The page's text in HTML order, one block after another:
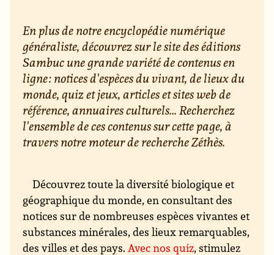
En plus de notre encyclopédie numérique
généraliste, découvrez sur le site des éditions
Sambuc une grande variété de contenus en
ligne : notices d'espèces du vivant, de lieux du
monde, quiz et jeux, articles et sites web de
référence, annuaires culturels... Recherchez
l'ensemble de ces contenus sur cette page, à
travers notre moteur de recherche Zéthès.
Découvrez toute la diversité biologique et
géographique du monde, en consultant des
notices sur de nombreuses espèces vivantes et
substances minérales, des lieux remarquables,
des villes et des pays.Avec nos quiz, stimulez